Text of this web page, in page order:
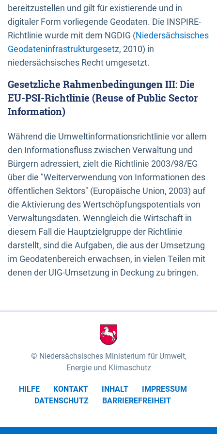
bereitzustellen und gilt für existierende und in
digitaler Form vorliegende Geodaten. Die INSPIRE-
Richtlinie wurde mit dem NGDIG (Niedersächsisches
Geodateninfrastrukturgesetz, 2010) in
niedersächsisches Recht umgesetzt.
Gesetzliche Rahmenbedingungen III: Die
EU-PSI-Richtlinie (Reuse of Public Sector
Information)
Während die Umweltinformationsrichtlinie vor allem
den Informationsfluss zwischen Verwaltung und
Bürgern adressiert, zielt die Richtlinie 2003/98/EG
über die "Weiterverwendung von Informationen des
öffentlichen Sektors" (Europäische Union, 2003) auf
die Aktivierung des Wertschöpfungspotentials von
Verwaltungsdaten. Wenngleich die Wirtschaft in
diesem Fall die Hauptzielgruppe der Richtlinie
darstellt, sind die Aufgaben, die aus der Umsetzung
im Geodatenbereich erwachsen, in vielen Teilen mit
denen der UIG-Umsetzung in Deckung zu bringen.
Niedersächsisches Ministerium für Umwelt,
Energie und Klimaschutz
HILFE KONTAKT INHALT
IMPRESSUM
DATENSCHUTZ
BARRIEREFREIHEIT